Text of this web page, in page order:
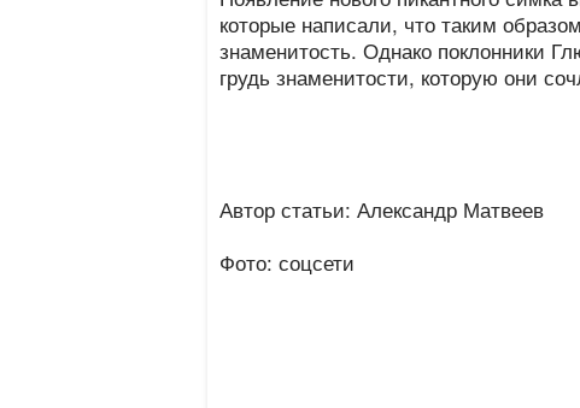
которые написали, что таким
знаменитость. Однако поклонники
грудь знаменитости, которую они
Автор статьи: Александр Матвеев
Фото: соцсети